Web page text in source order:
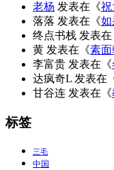
老杨 发表在《祝
落落 发表在《如
终点书栈 发表在
黄 发表在《素面
李富贵 发表在《
达疯奇L 发表在
甘谷连 发表在《
标签
三毛
中国